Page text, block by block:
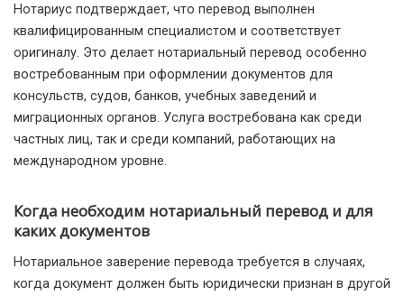
Нотариус подтверждает, что перевод выполнен
квалифицированным специалистом и соответствует
оригиналу. Это делает нотариальный перевод особенно
востребованным при оформлении документов для
консульств, судов, банков, учебных заведений и
миграционных органов. Услуга востребована как среди
частных лиц, так и среди компаний, работающих на
международном уровне.
Когда необходим нотариальный перевод и для
каких документов
Нотариальное заверение перевода требуется в случаях,
когда документ должен быть юридически признан в другой